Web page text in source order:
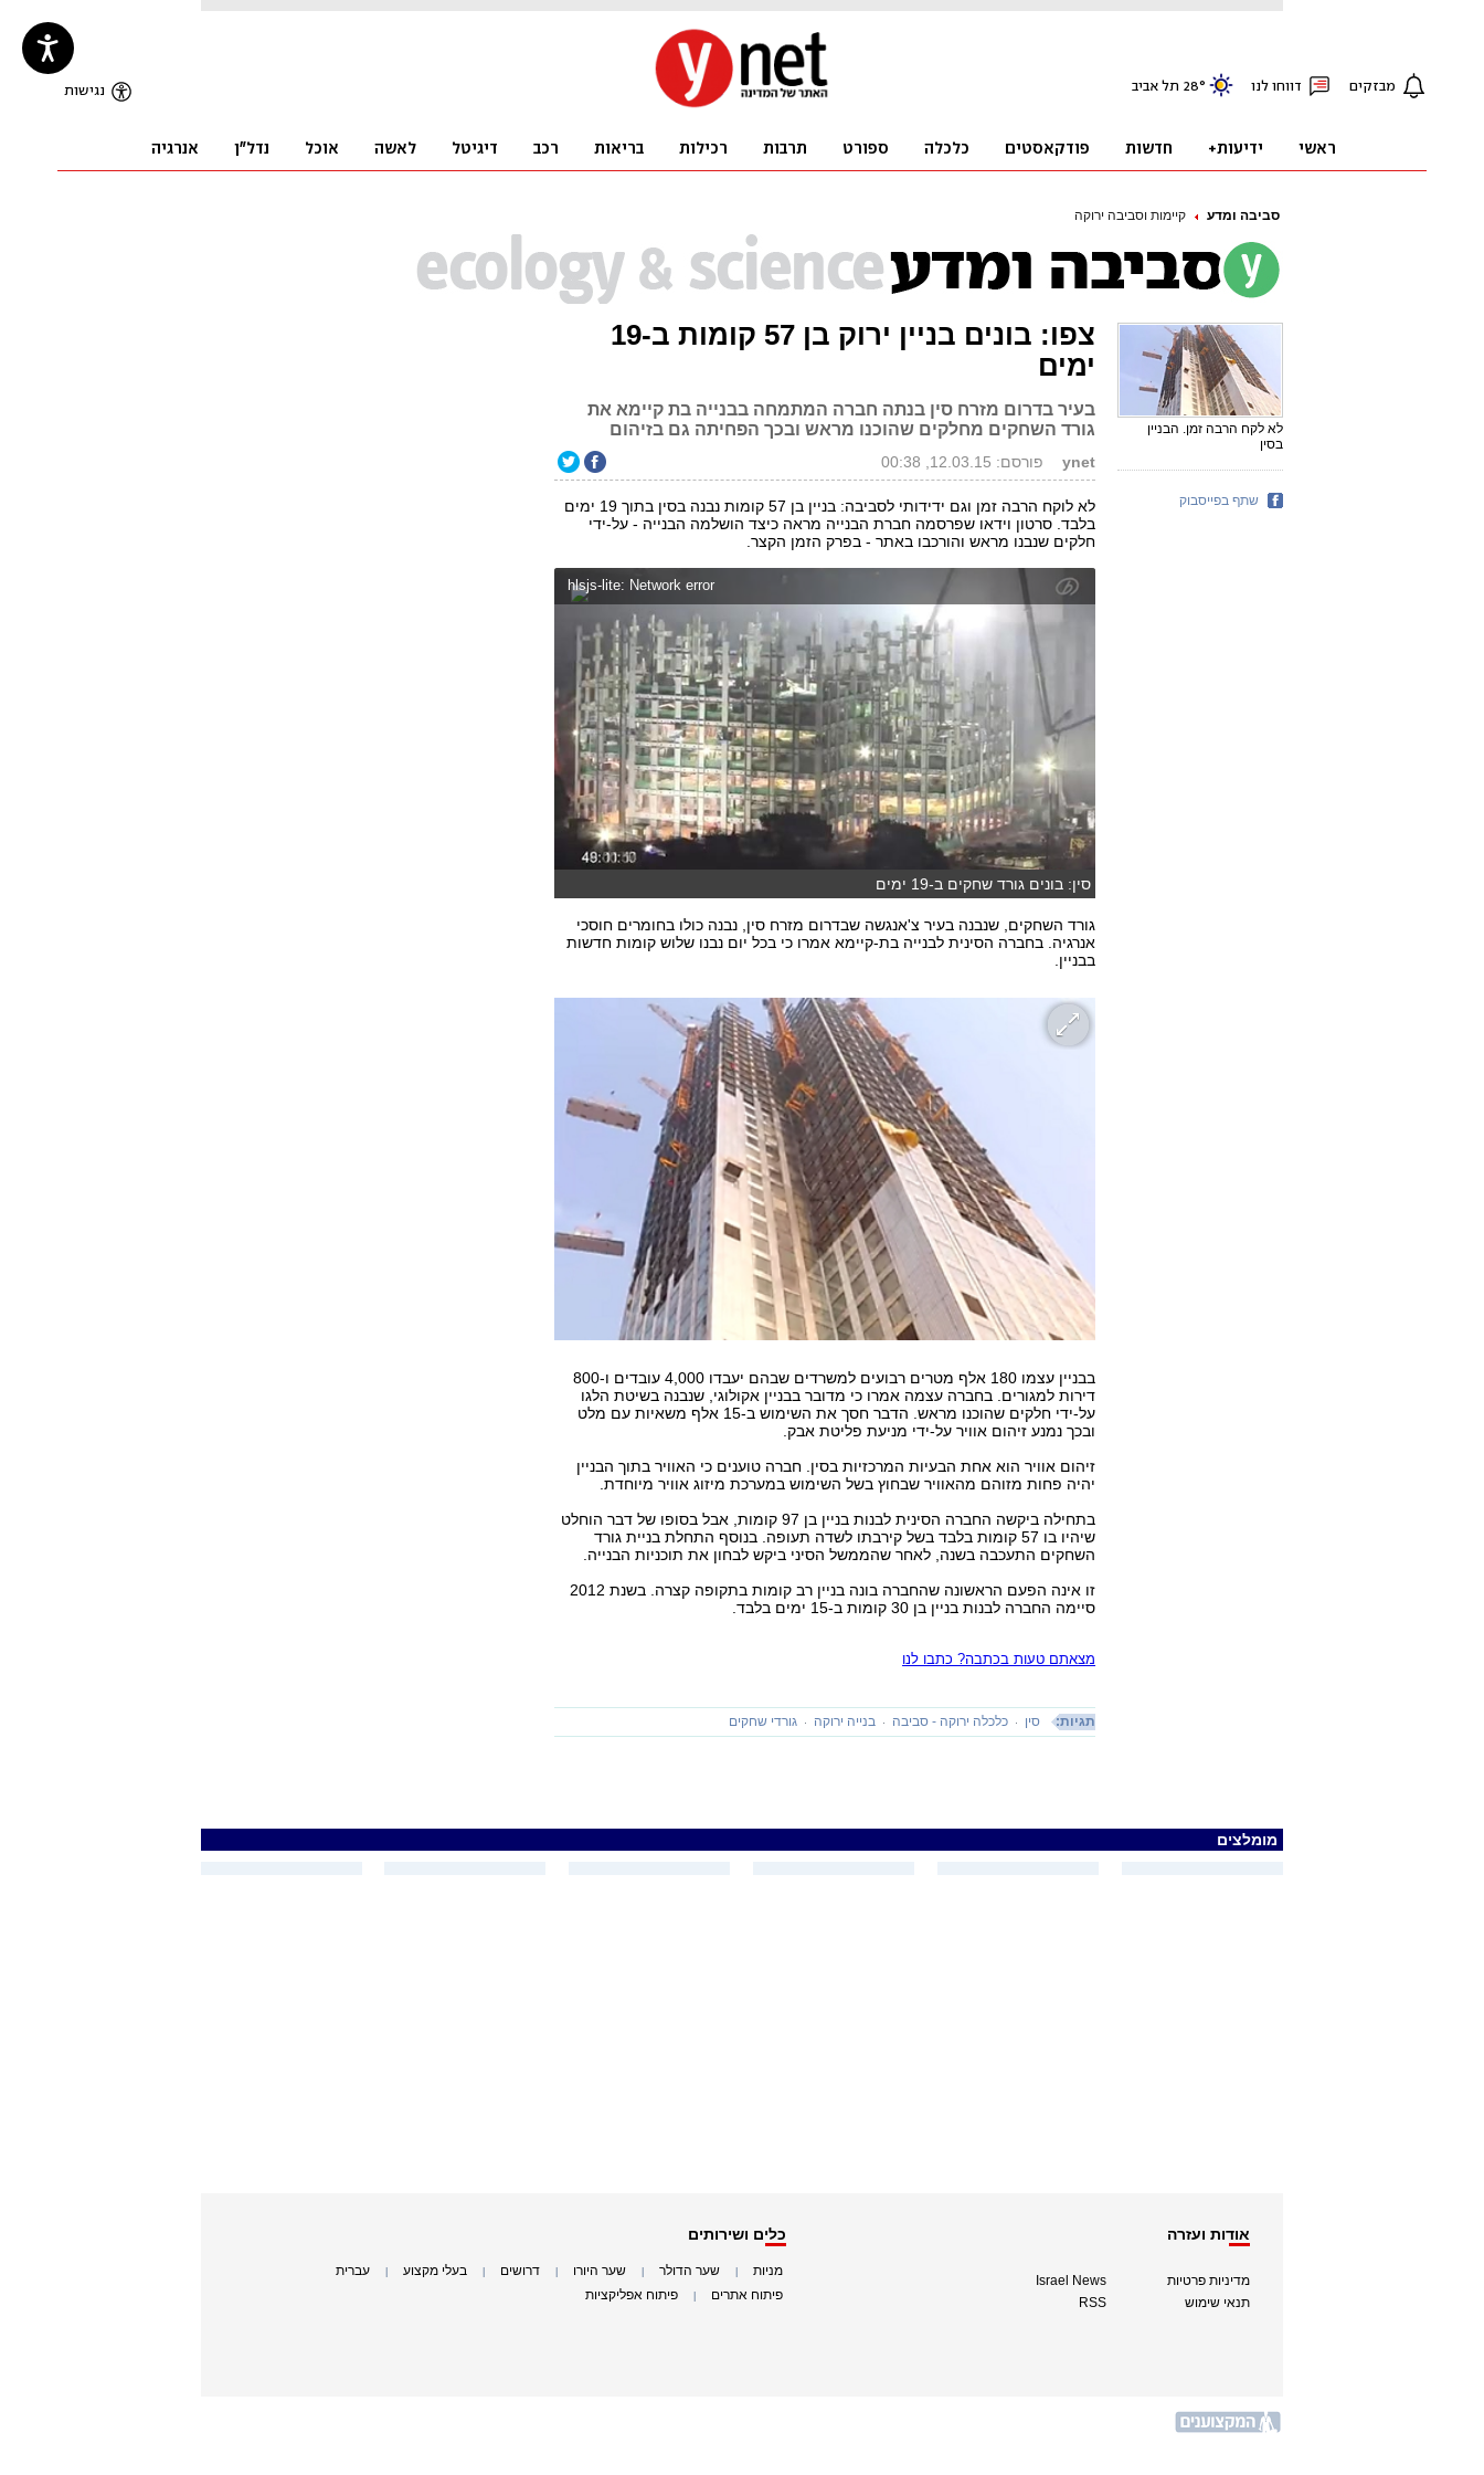
סביבה ומדע קיימות וסביבה ירוקה
צפו: בונים בניין ירוק בן 57 קומות ב-19
ימים
בעיר בדרום מזרח סין בנתה חברה המתמחה בבנייה בת קיימא את
גורד השחקים מחלקים שהוכנו מראש ובכך הפחיתה גם בזיהום
ynet פורסם: 12.03.15, 00:38
לא לוקח הרבה זמן וגם ידידותי לסביבה: בניין בן 57 קומות נבנה בסין בתוך 19 ימים
בלבד. סרטון וידאו שפרסמה חברת הבנייה מראה כיצד הושלמה הבנייה - על-ידי
חלקים שנבנו מראש והורכבו באתר - בפרק הזמן הקצר.
hlsjs-lite: Network error
סין: בונים גורד שחקים ב-19 ימים
גורד השחקים, שנבנה בעיר צ'אנגשה שבדרום מזרח סין, נבנה כולו בחומרים חוסכי
אנרגיה. בחברה הסינית לבנייה בת-קיימא אמרו כי בכל יום נבנו שלוש קומות חדשות
בבניין.
בבניין עצמו 180 אלף מטרים רבועים למשרדים שבהם יעבדו 4,000 עובדים ו-800
דירות למגורים. בחברה עצמה אמרו כי מדובר בבניין אקולוגי, שנבנה בשיטת הלגו
על-ידי חלקים שהוכנו מראש. הדבר חסך את השימוש ב-15 אלף משאיות עם מלט
ובכך נמנע זיהום אוויר על-ידי מניעת פליטת אבק.
זיהום אוויר הוא אחת הבעיות המרכזיות בסין. חברה טוענים כי האוויר בתוך הבניין
יהיה פחות מזוהם מהאוויר שבחוץ בשל השימוש במערכת מיזוג אוויר מיוחדת.
בתחילה ביקשה החברה הסינית לבנות בניין בן 97 קומות, אבל בסופו של דבר הוחלט
שיהיו בו 57 קומות בלבד בשל קירבתו לשדה תעופה. בנוסף התחלת בניית גורד
השחקים התעכבה בשנה, לאחר שהממשל הסיני ביקש לבחון את תוכניות הבנייה.
זו אינה הפעם הראשונה שהחברה בונה בניין רב קומות בתקופה קצרה. בשנת 2012
סיימה החברה לבנות בניין בן 30 קומות ב-15 ימים בלבד.
מצאתם טעות בכתבה? כתבו לנו
תגיות: סין כלכלה ירוקה - סביבה בנייה ירוקה גורדי שחקים
לא לקח הרבה זמן. הבניין
בסין
שתף בפייסבוק
מומלצים
אודות ועזרה
מדיניות פרטיות
תנאי שימוש
Israel News
RSS
כלים ושירותים
מניות שער הדולר שער היורו דרושים בעלי מקצוע עברית
פיתוח אתרים פיתוח אפליקציות